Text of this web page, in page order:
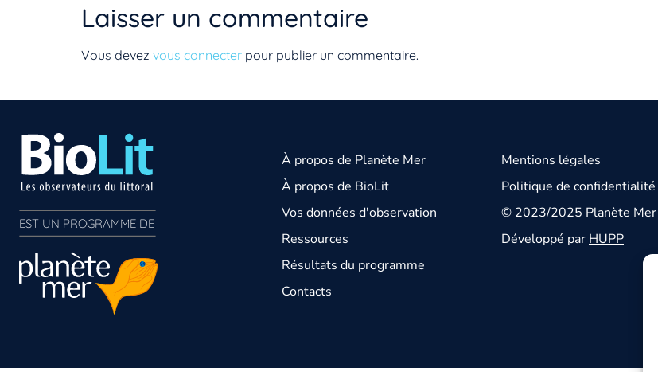
Laisser un commentaire
Vous devez vous connecter pour publier un commentaire.
EST UN PROGRAMME DE
À propos de Planète Mer
À propos de BioLit
Vos données d'observation
Ressources
Résultats du programme
Contacts
Mentions légales
Politique de confidentialité
© 2023/2025 Planète Mer
Développé par HUPP